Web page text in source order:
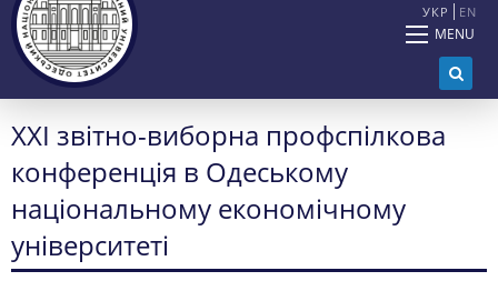
УКР EN
MENU
ХХІ звітно-виборна профспілкова
конференція в Одеському
національному економічному
університеті